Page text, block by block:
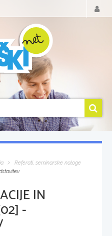
Referati, seminarske naloge
IN
-